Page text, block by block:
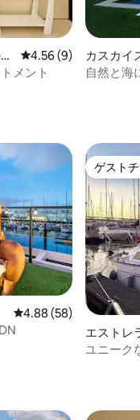
レビュー9件、5つ星
4.56 (9)
メント
カスカイ
の統合の
自然と海
レビュー58件、5つ星
4.88 (58)
ゲスト
ゲスト
エストレ
ユニーク